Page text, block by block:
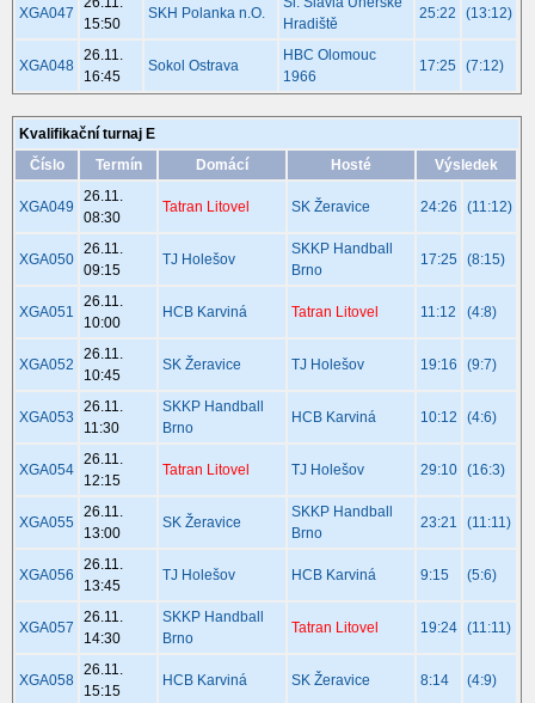
XGA047
15:50
SKH Polanka n.O.
Hradiště
25:22 (13:12)
XGA048
26.11.
16:45
Sokol Ostrava
HBC Olomouc
1966
17:25 (7:12)
Kvalifikační turnaj E
Číslo
Termín Domácí Hosté Výsledek
XGA049
26.11.
08:30
Tatran Litovel SK Žeravice 24:26 (11:12)
XGA050
26.11.
09:15
TJ Holešov
SKKP Handball
Brno
17:25 (8:15)
XGA051
26.11.
10:00
HCB Karviná Tatran Litovel 11:12 (4:8)
XGA052
26.11.
10:45
SK Žeravice TJ Holešov 19:16 (9:7)
XGA053
26.11.
11:30
SKKP Handball
Brno
HCB Karviná 10:12 (4:6)
XGA054
26.11.
12:15
Tatran Litovel TJ Holešov 29:10 (16:3)
XGA055
26.11.
13:00
SK Žeravice
SKKP Handball
Brno
23:21 (11:11)
XGA056
26.11.
13:45
TJ Holešov HCB Karviná 9:15 (5:6)
XGA057
26.11.
14:30
SKKP Handball
Brno
Tatran Litovel 19:24 (11:11)
XGA058
26.11.
15:15
HCB Karviná SK Žeravice 8:14 (4:9)